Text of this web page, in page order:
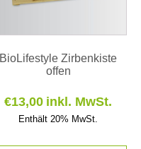
BioLifestyle Zirbenkiste
offen
€13,00 inkl. MwSt.
Enthält 20% MwSt.